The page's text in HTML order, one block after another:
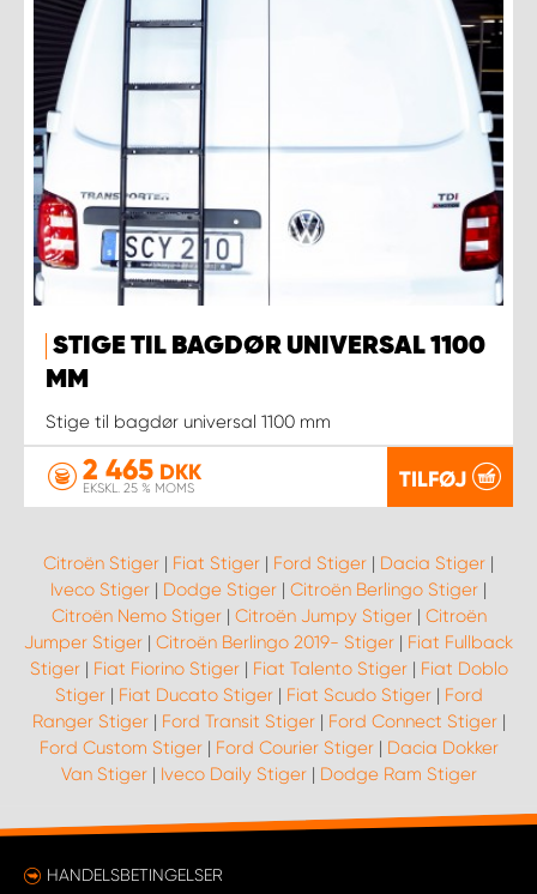
STIGE TIL BAGDØR UNIVERSAL 1100
MM
Stige til bagdør universal 1100 mm
2 465 DKK
EKSKL. 25 % MOMS TILFØJ
Citroën Stiger | Fiat Stiger | Ford Stiger | Dacia Stiger |
Iveco Stiger | Dodge Stiger | Citroën Berlingo Stiger |
Citroën Nemo Stiger| Citroën Jumpy Stiger| Citroën
Jumper Stiger | Citroën Berlingo 2019- Stiger | Fiat Fullback
Stiger| Fiat Fiorino Stiger| Fiat Talento Stiger| Fiat Doblo
Stiger| Fiat Ducato Stiger| Fiat Scudo Stiger| Ford
Ranger Stiger| Ford Transit Stiger| Ford Connect Stiger|
Ford Custom Stiger| Ford Courier Stiger| Dacia Dokker
Van Stiger| Iveco Daily Stiger| Dodge Ram Stiger
HANDELSBETINGELSER